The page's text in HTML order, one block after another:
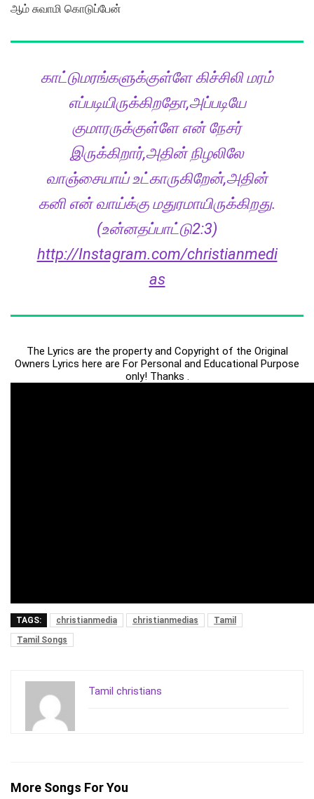
ஆம் சுவாமி கொடுப்பேன்
காட்டுமரங்களுக்குள்ளே கிச்சிலி மரம்
எப்படியிருக்கிறதோ,அப்படியே
குமாரருக்குள்ளே என் நேசர்
இருக்கிறார்,அதின் நிழலிலே
வாஞ்சையாய் உட்காருகிறேன்,அதின்
கனி என் வாய்க்கு மதுரமாயிருக்கிறது.
(உன்னதப்பாட்டு2:3)
http://Instagram.com/christianmedi
as
The Lyrics are the property and Copyright of the Original
Owners Lyrics here are For Personal and Educational Purpose
only! Thanks .
TAGS: christianmedia christianmedias
Tamil
Tamil Songs
Tamil christians
More Songs For You